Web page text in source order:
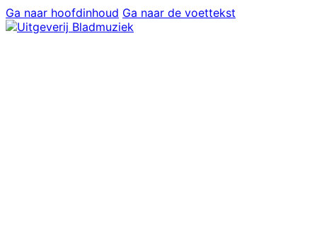
Ga naar hoofdinhoud Ga naar de voettekst